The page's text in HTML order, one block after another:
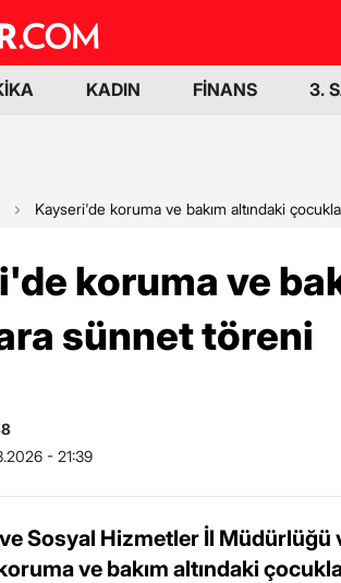
KADIN FİNANS 3.
Kayseri'de koruma ve bakım altındaki
koruma ve
sünnet töreni
- 21:39
Sosyal Hizmetler İl Müdürlüğü
ve bakım altındaki